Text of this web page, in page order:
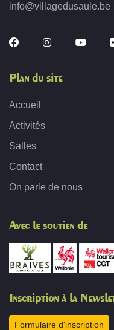
info@villagedusaule.be
Plan du site
Accueil
Activités
Salles
Contact
On parle de nous
Avec le soutien de
Inscription à la
Formulaire d'inscription